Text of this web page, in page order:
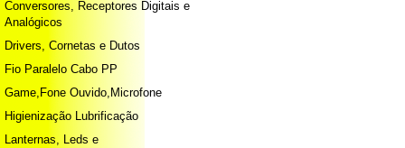
Conversores, Receptores Digitais e
Analógicos
Drivers, Cornetas e Dutos
Fio Paralelo Cabo PP
Game,Fone Ouvido,Microfone
Higienização Lubrificação
Lanternas, Leds e